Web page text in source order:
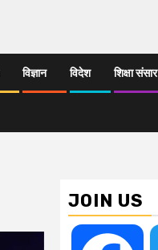
विज्ञान विदेश शिक्षा संसार
JOIN US